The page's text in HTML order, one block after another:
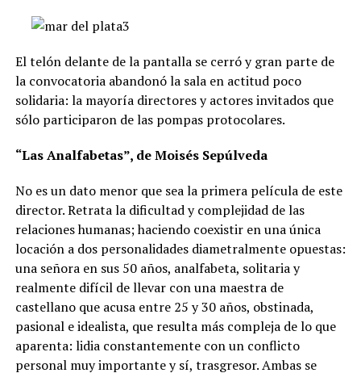
El telón delante de la pantalla se cerró y gran parte de
la convocatoria abandonó la sala en actitud poco
solidaria: la mayoría directores y actores invitados que
sólo participaron de las pompas protocolares.
“Las Analfabetas”, de Moisés Sepúlveda
No es un dato menor que sea la primera película de este
director. Retrata la dificultad y complejidad de las
relaciones humanas; haciendo coexistir en una única
locación a dos personalidades diametralmente opuestas:
una señora en sus 50 años, analfabeta, solitaria y
realmente difícil de llevar con una maestra de
castellano que acusa entre 25 y 30 años, obstinada,
pasional e idealista, que resulta más compleja de lo que
aparenta: lidia constantemente con un conflicto
personal muy importante y sí, trasgresor. Ambas se